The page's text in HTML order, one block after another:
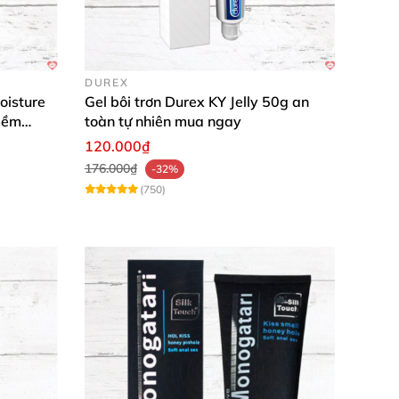
mãi không chán, tiện lợi siêu đỉnh! 🔥"
trơn thân mật tốt nhất, hài lòng trăm phần
ngay hôm nay và nâng tầm khoái cảm
DUREX
Gel bôi trơn Durex KY Jelly 50g an
toàn tự nhiên mua ngay
120.000₫
176.000₫
-32%
(750)